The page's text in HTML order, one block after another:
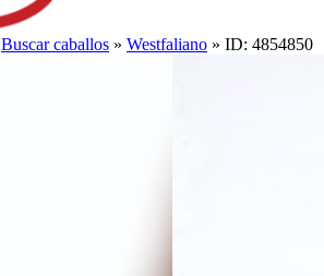
Buscar caballos » Westfaliano » ID: 4854850